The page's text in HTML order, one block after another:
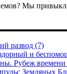
Мы
развод (7)
и
Рубеж времени
Земляных